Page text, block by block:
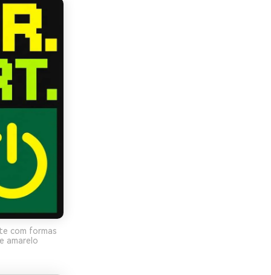
com formas
amarelo